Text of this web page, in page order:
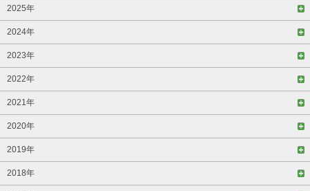
2025年
2024年
2023年
2022年
2021年
2020年
2019年
2018年